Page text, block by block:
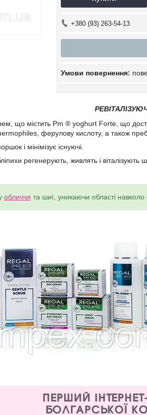
+380 (93) 263-54-13
що містить Pm ® yoghurt Forte, що
ферулову кислоту, а також
і мінімізує існуючі.
регенерують, живлять і віталізують
обличчя та шиї, уникаючи області навколо